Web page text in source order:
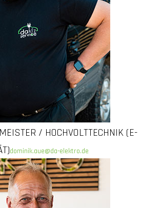
/ HOCHVOLTTECHNIK (E-
dominik.aue@da-elektro.de